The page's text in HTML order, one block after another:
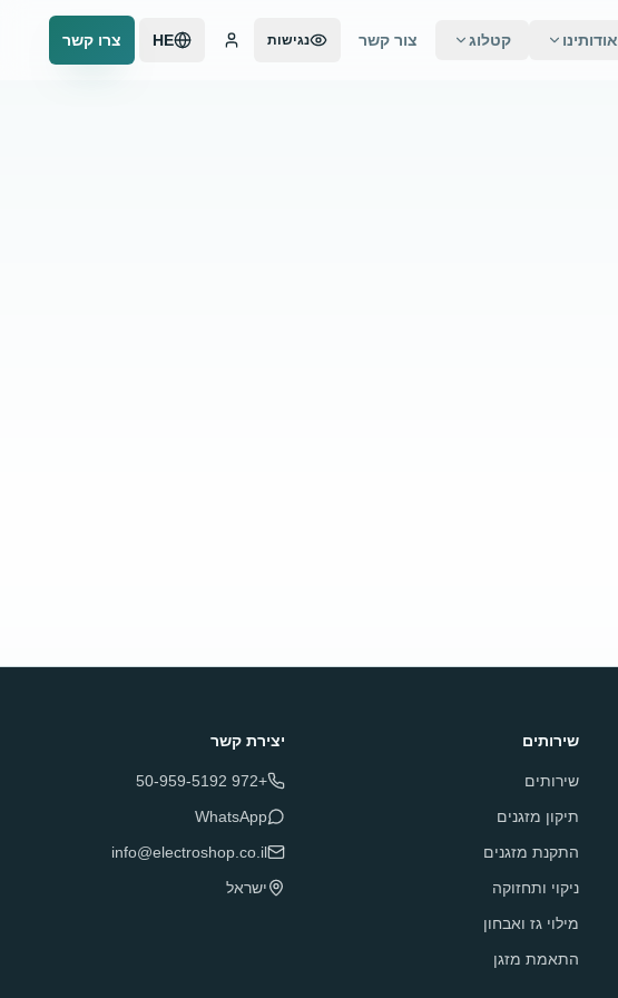
אודותינו קטלוג צור קשר נגישות HE צרו קשר
שירותים
שירותים
תיקון מזגנים
התקנת מזגנים
ניקוי ותחזוקה
מילוי גז ואבחון
התאמת מזגן
יצירת קשר
+972 50-959-5192
WhatsApp
info@electroshop.co.il
ישראל